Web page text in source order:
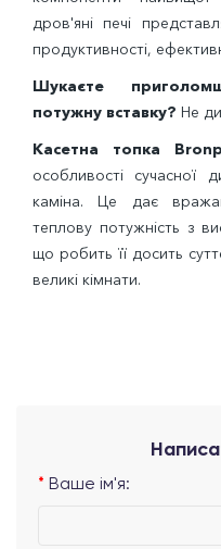
дров'яні печі
продуктивності,
Шукаєте
потужну вставку? Не
Касетна топка
особливості сучасної
каміна. Це дає
теплову потужність з
що робить її досить
великі кімнати.
Ваше ім'я: